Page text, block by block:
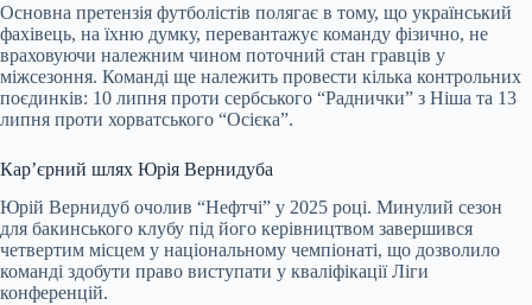
Основна претензія футболістів полягає в тому, що український
фахівець, на їхню думку, перевантажує команду фізично, не
враховуючи належним чином поточний стан гравців у
міжсезоння. Команді ще належить провести кілька контрольних
поєдинків: 10 липня проти сербського “Раднички” з Ніша та 13
липня проти хорватського “Осієка”.
Кар’єрний шлях Юрія Вернидуба
Юрій Вернидуб очолив “Нефтчі” у 2025 році. Минулий сезон
для бакинського клубу під його керівництвом завершився
четвертим місцем у національному чемпіонаті, що дозволило
команді здобути право виступати у кваліфікації Ліги
конференцій.